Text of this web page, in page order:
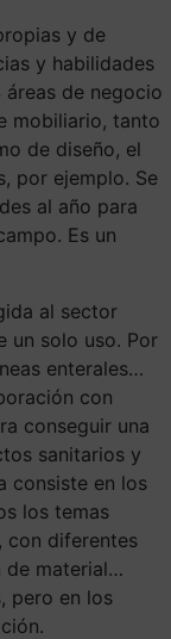
y de
y habilidades
de negocio
mobiliario, tanto
de diseño, el
por ejemplo. Se
al año para
Es un
al sector
un solo uso. Por
enterales…
con
conseguir una
sanitarios y
consiste en los
los temas
con diferentes
de material…
pero en los